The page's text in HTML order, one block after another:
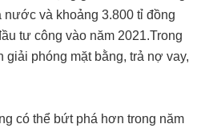
nước và khoảng 3.800 tỉ đồng
tư công vào năm 2021.Trong
giải phóng mặt bằng, trả nợ vay,
có thể bứt phá hơn trong năm